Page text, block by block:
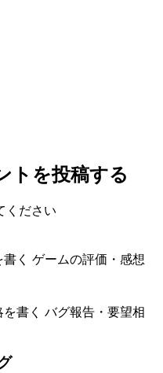
トを投稿する
ください
く ゲームの評価・感想
書く バグ報告・要望相